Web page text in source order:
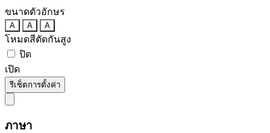
ขนาดตัวอักษร
A A A
โหมดสีตัดกันสูง
ปิด
เปิด
รีเซ็ตการตั้งค่า
ภาษา